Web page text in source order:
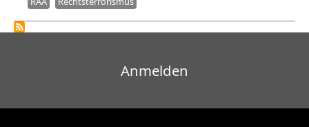
Benutzermenü
Anmelden